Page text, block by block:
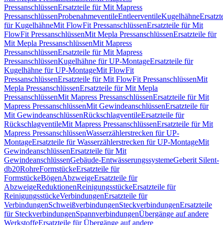
PressanschlüssenErsatzteile für Mit Mapress
PressanschlüssenProbenahmeventileEntleerventileKugelhähne
für KugelhähneMit FlowFit PressanschlüssenErsatzteile für Mit
FlowFit PressanschlüssenMit Mepla PressanschlüssenErsatzteile für
Mit Mepla PressanschlüssenMit Mapress
PressanschlüssenErsatzteile für Mit Mapress
PressanschlüssenKugelhähne für UP-MontageErsatzteile für
Kugelhähne für UP-MontageMit FlowFit
PressanschlüssenErsatzteile für Mit FlowFit PressanschlüssenMit
Mepla PressanschlüssenErsatzteile für Mit Mepla
PressanschlüssenMit Mapress PressanschlüssenErsatzteile für Mit
Mapress PressanschlüssenMit GewindeanschlüssenErsatzteile für
Mit GewindeanschlüssenRückschlagventileErsatzteile für
RückschlagventileMit Mapress PressanschlüssenErsatzteile für Mit
Mapress PressanschlüssenWasserzählerstrecken für UP-
MontageErsatzteile für Wasserzählerstrecken für UP-MontageMit
GewindeanschlüssenErsatzteile für Mit
GewindeanschlüssenGebäude-EntwässerungssystemeGeberit Silent-
db20RohreFormstückeErsatzteile für
FormstückeBögenAbzweigeErsatzteile für
AbzweigeReduktionenReinigungsstückeErsatzteile für
ReinigungsstückeVerbindungenErsatzteile für
VerbindungenSchweißverbindungenSteckverbindungenErsatzteile
für SteckverbindungenSpannverbindungenÜbergänge auf andere
WerkstoffeErsatzteile für Übergänge auf andere